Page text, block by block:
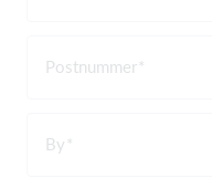
Postnummer
By